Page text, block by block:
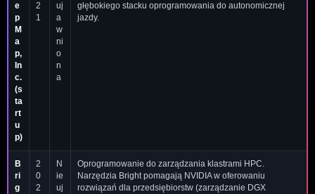
e
p
M
a
p,
In
c.
(s
ta
rt
u
p)
2
1
uj
a
w
ni
o
n
a
głębokiego stacku oprogramowania do autonomicznej
jazdy.
B
ri
g
2
0
2
N
ie
uj
Oprogramowanie do zarządzania klastrami HPC.
Narzędzia Bright pomagają NVIDIA w oferowaniu
rozwiązań dla przedsiębiorstw (zarządzanie DGX